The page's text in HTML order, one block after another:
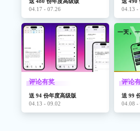
04.17 - 07.26
04.13 -
评论有奖
送 94 份年度高级版
04.13 - 09.02
评论
送 99
04.08 -